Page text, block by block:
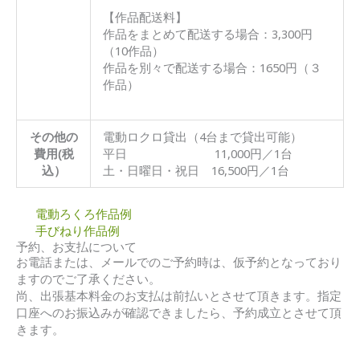
【作品配送料】
作品をまとめて配送する場合：3,300円
（10作品）
作品を別々で配送する場合：1650円（３
作品）
その他の
費用(税
込）
電動ロクロ貸出（4台まで貸出可能）
平日 11,000円／1台
土・日曜日・祝日 16,500円／1台
電動ろくろ作品例
手びねり作品例
予約、お支払について
お電話または、メールでのご予約時は、仮予約となっており
ますのでご了承ください。
尚、出張基本料金のお支払は前払いとさせて頂きます。指定
口座へのお振込みが確認できましたら、予約成立とさせて頂
きます。